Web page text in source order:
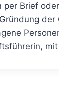
per Brief
der